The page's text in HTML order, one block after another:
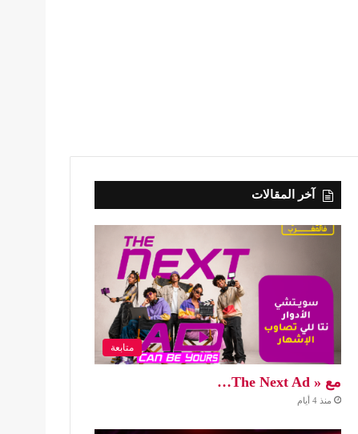
آخر المقالات
متابعة
مع « The Next Ad…
منذ 4 أيام